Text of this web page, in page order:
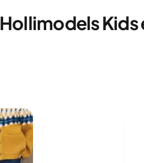
Hollimodels Kids